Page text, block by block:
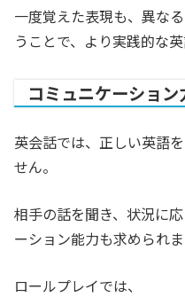
一度覚えた表現も、異な
うことで、より実践的な
コミュニケーション
英会話では、正しい英語
せん。
相手の話を聞き、状況に
ーション能力も求められま
ロールプレイでは、